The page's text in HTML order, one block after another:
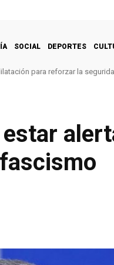
SOCIAL DEPORTES
para reforzar la